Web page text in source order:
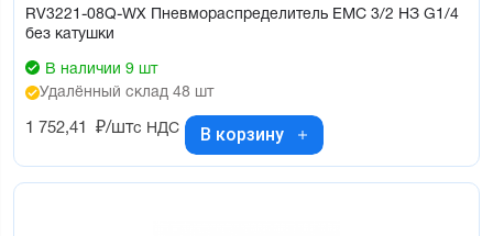
RV3221-08Q-WX Пневмораспределитель EMC 3/2 НЗ G1/4
без катушки
В наличии 9 шт
Удалённый склад 48 шт
1 752,41 ₽/штс НДС В корзину